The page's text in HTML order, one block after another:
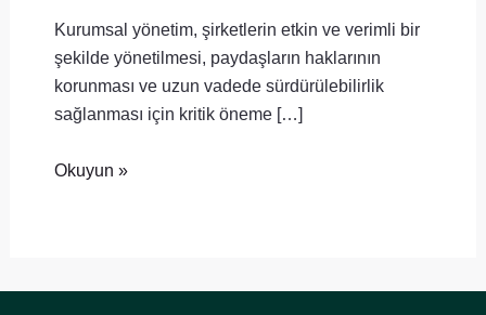
Kurumsal yönetim, şirketlerin etkin ve verimli bir
şekilde yönetilmesi, paydaşların haklarının
korunması ve uzun vadede sürdürülebilirlik
sağlanması için kritik öneme […]
Okuyun »